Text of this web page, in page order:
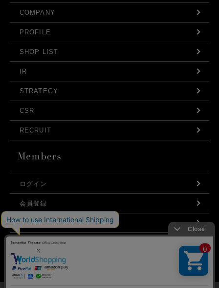
COMPANY
PROFILE
SHOP LIST
IR
STRATEGY
CSR
RECRUIT
ログイン
会員登録
利用規約
お問い合わせ
プライバシーポリシー
弊社はCookieを利用し、Webの利便性向上に努め
ております。「承諾する」をクリックしていただ
くと、お客様に最適な内容を提供することが可能
承諾する